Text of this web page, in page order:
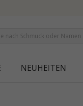
NEUHEITEN